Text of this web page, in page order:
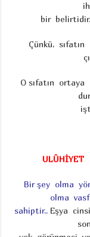
bir
Çünkü,
O sıfatın ortaya
ULÛHİYET
Bir şey olma
olma
sahiptir.. Eşya